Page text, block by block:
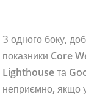
З одного боку,
показники Core
Lighthouse та
неприємно, якщо